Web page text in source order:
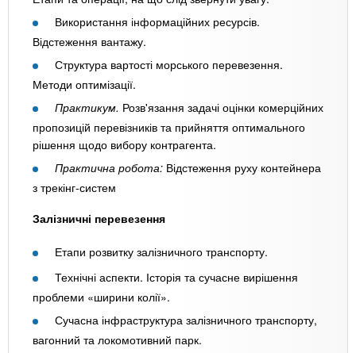
Використання інформаційних ресурсів.
Відстеження вантажу.
Структура вартості морського перевезення.
Методи оптимізації.
Практикум. Розв'язання задачі оцінки комерційних
пропозицій перевізників та прийняття оптимального
рішення щодо вибору контрагента.
Практична робота: Відстеження руху контейнера
з трекінг-систем
Залізничні перевезення
Етапи розвитку залізничного транспорту.
Технічні аспекти. Історія та сучасне вирішення
проблеми «ширини колії».
Сучасна інфраструктура залізничного транспорту,
вагонний та локомотивний парк.